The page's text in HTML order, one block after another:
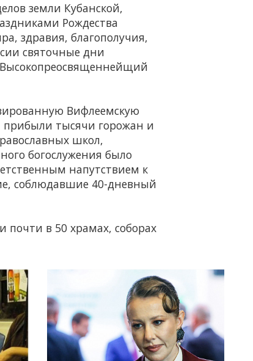
земли Кубанской,
Рождества
здравия, благополучия,
сии святочные дни
Вифлеемскую
прибыли тысячи горожан и
школ,
богослужения было
напутствием к
соблюдавшие 40-дневный
почти в 50 храмах, соборах